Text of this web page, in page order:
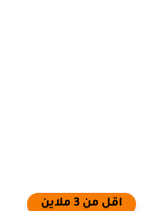
اقل من 3 ملاين